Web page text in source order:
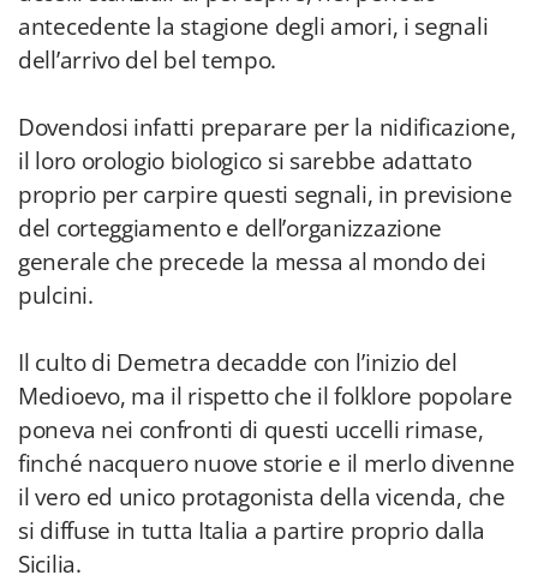
antecedente la stagione degli amori, i segnali
dell’arrivo del bel tempo.
Dovendosi infatti preparare per la nidificazione,
il loro orologio biologico si sarebbe adattato
proprio per carpire questi segnali, in previsione
del corteggiamento e dell’organizzazione
generale che precede la messa al mondo dei
pulcini.
Il culto di Demetra decadde con l’inizio del
Medioevo, ma il rispetto che il folklore popolare
poneva nei confronti di questi uccelli rimase,
finché nacquero nuove storie e il merlo divenne
il vero ed unico protagonista della vicenda, che
si diffuse in tutta Italia a partire proprio dalla
Sicilia.